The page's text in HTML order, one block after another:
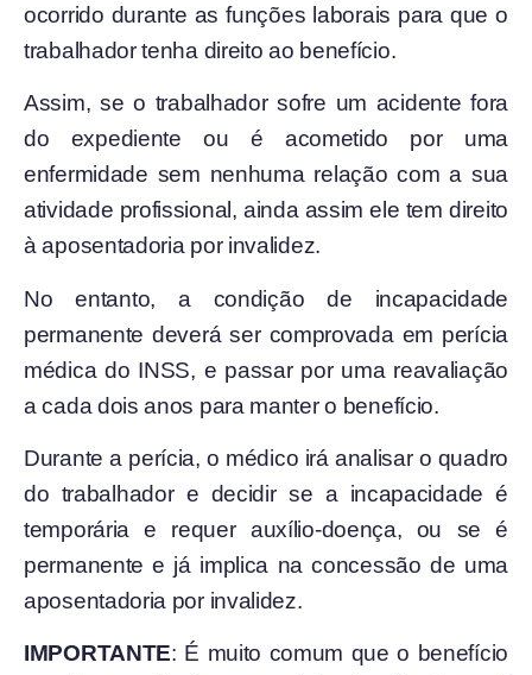
ocorrido durante as funções laborais para que o
trabalhador tenha direito ao benefício.
Assim, se o trabalhador sofre um acidente fora
do expediente ou é acometido por uma
enfermidade sem nenhuma relação com a sua
atividade profissional, ainda assim ele tem direito
à aposentadoria por invalidez.
No entanto, a condição de incapacidade
permanente deverá ser comprovada em perícia
médica do INSS, e passar por uma reavaliação
a cada dois anos para manter o benefício.
Durante a perícia, o médico irá analisar o quadro
do trabalhador e decidir se a incapacidade é
temporária e requer auxílio-doença, ou se é
permanente e já implica na concessão de uma
aposentadoria por invalidez.
IMPORTANTE: É muito comum que o benefício